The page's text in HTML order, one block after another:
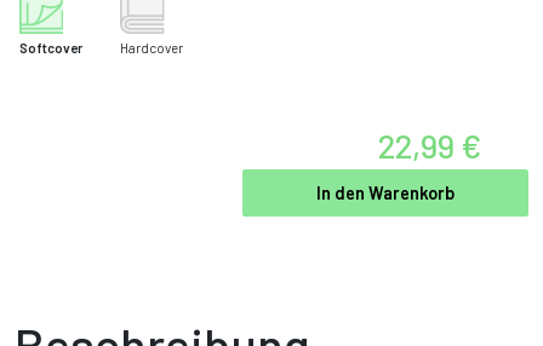
Softcover Hardcover
22,99 €
In den Warenkorb